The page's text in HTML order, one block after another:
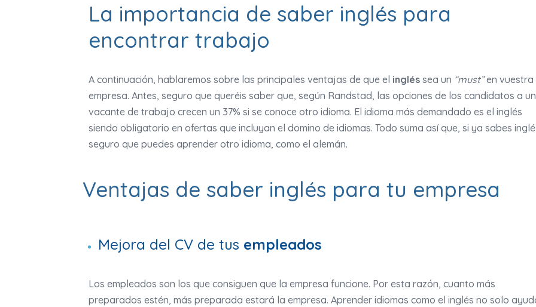
La importancia de saber inglés para
encontrar trabajo
A continuación, hablaremos sobre las principales ventajas de que el inglés sea un “must”en vuestra
empresa. Antes, seguro que queréis saber que, según Randstad, las opciones de los candidatos a
vacante de trabajo crecen un 37% si se conoce otro idioma. El idioma más demandado es el inglés
siendo obligatorio en ofertas que incluyan el domino de idiomas. Todo suma así que, si ya sabes
seguro que puedes aprender otro idioma, como el alemán.
Ventajas de saber inglés para tu empresa
Mejora del CV de tus empleados
Los empleados son los que consiguen que la empresa funcione. Por esta razón, cuanto más
preparados estén, más preparada estará la empresa. Aprender idiomas como el inglés no solo